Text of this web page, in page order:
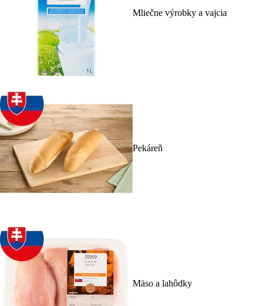
Mliečne výrobky a vajcia
Pekáreň
Mäso a lahôdky